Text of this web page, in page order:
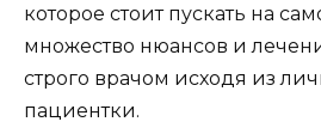
которое стоит пускать на
множество нюансов и
строго врачом исходя из
пациентки.